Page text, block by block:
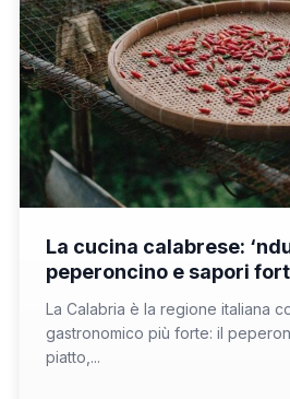
La cucina calabrese:
peperoncino e sapori
La Calabria è la regione italiana
gastronomico più forte: il
piatto,...